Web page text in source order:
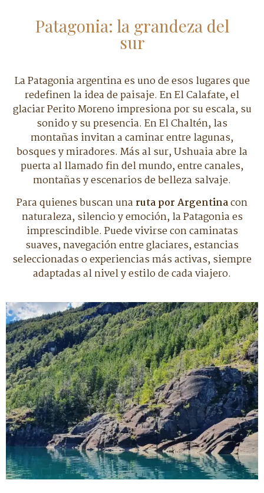
Patagonia: la grandeza del
sur
La Patagonia argentina es uno de esos lugares que
redefinen la idea de paisaje. En El Calafate, el
glaciar Perito Moreno impresiona por su escala, su
sonido y su presencia. En El Chaltén, las
montañas invitan a caminar entre lagunas,
bosques y miradores. Más al sur, Ushuaia abre la
puerta al llamado fin del mundo, entre canales,
montañas y escenarios de belleza salvaje.
Para quienes buscan una ruta por Argentinacon
naturaleza, silencio y emoción, la Patagonia es
imprescindible. Puede vivirse con caminatas
suaves, navegación entre glaciares, estancias
seleccionadas o experiencias más activas, siempre
adaptadas al nivel y estilo de cada viajero.